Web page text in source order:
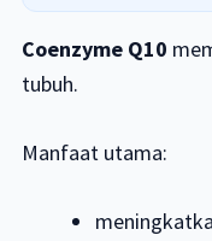
Coenzyme Q10
tubuh.
Manfaat utama: